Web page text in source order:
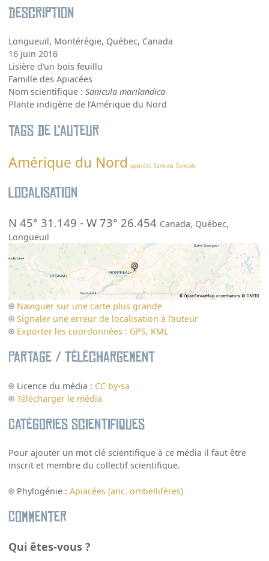
Description
Longueuil, Montérégie, Québec, Canada
16 juin 2016
Lisière d’un bois feuillu
Famille des Apiacées
Nom scientifique :Sanicula marilandica
Plante indigène de l’Amérique du Nord
Tags de l’auteur
Amérique du Nord apiacées Sanicula Sanicule
Localisation
N 45° 31.149 -W 73° 26.454 Canada, Québec,
Longueuil
Naviguer sur une carte plus grande
Signaler une erreur de localisation à l’auteur
Exporter les coordonnées : GPS, KML
Partage / Téléchargement
Licence du média : CC by-sa
Télécharger le média
Catégories scientifiques
Pour ajouter un mot clé scientifique à ce média il faut être
inscrit et membre du collectif scientifique.
Phylogénie :Apiacées (anc. ombellifères)
Commenter
Qui êtes-vous ?